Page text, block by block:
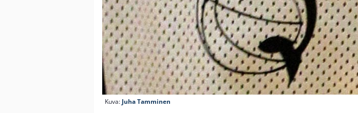
Kuva: Juha Tamminen